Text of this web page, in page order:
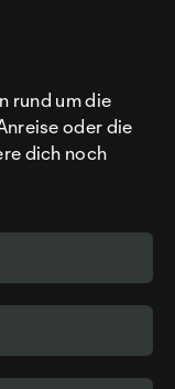
rund um die
oder die
dich noch